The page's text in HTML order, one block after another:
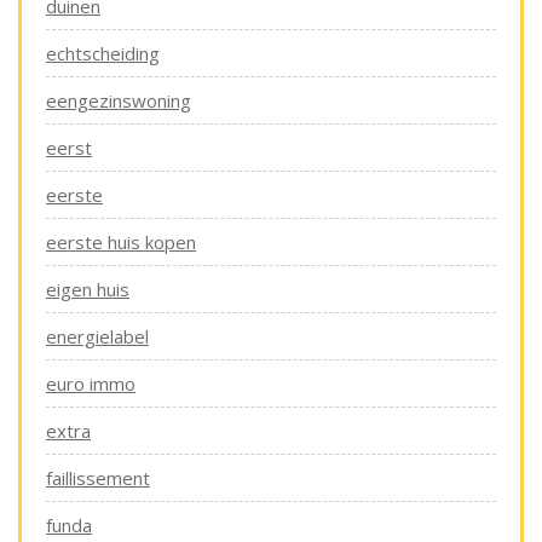
duinen
echtscheiding
eengezinswoning
eerst
eerste
eerste huis kopen
eigen huis
energielabel
euro immo
extra
faillissement
funda